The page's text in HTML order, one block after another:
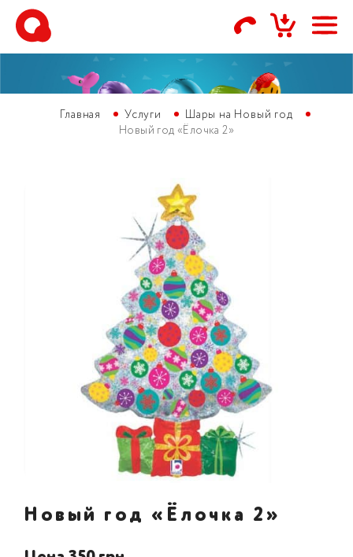
Главная Услуги
Шары на Новый год
Новый год «Ёлочка 2»
Новый год «Ёлочка 2»